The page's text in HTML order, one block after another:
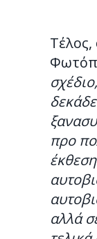
Τέλος,
προ
αλλά